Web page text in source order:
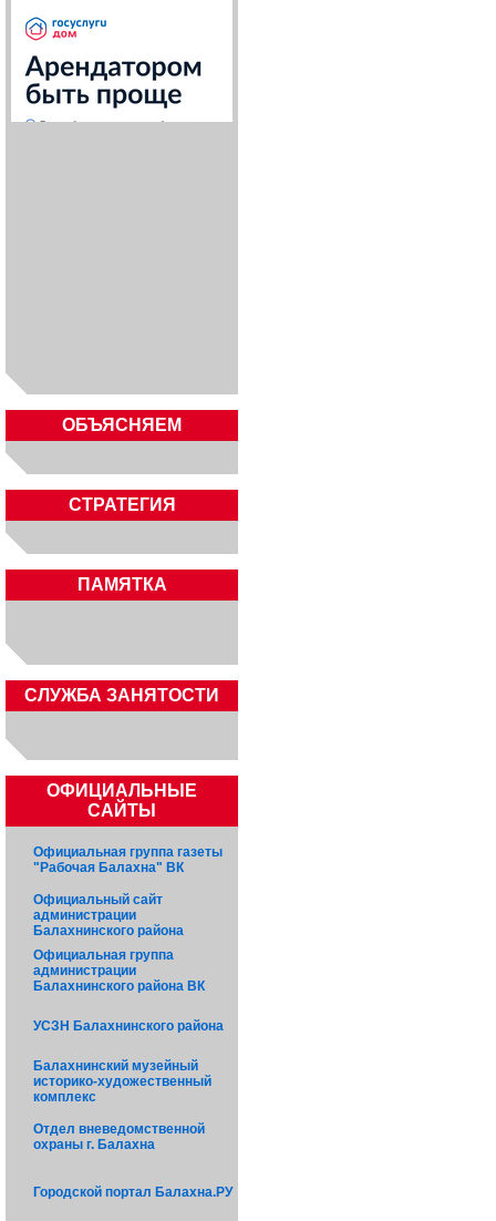
ОБЪЯСНЯЕМ
СТРАТЕГИЯ
ПАМЯТКА
CЛУЖБА ЗАНЯТОСТИ
ОФИЦИАЛЬНЫЕ
САЙТЫ
Официальная группа газеты
"Рабочая Балахна" ВК
Официальный сайт
администрации
Балахнинского района
Официальная группа
администрации
Балахнинского района ВК
УСЗН Балахнинского района
Балахнинский музейный
историко-художественный
комплекс
Отдел вневедомственной
охраны г. Балахна
Городской портал Балахна.РУ